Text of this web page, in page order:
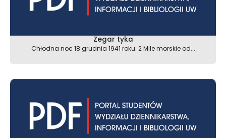
Zegar tyka
Chłodna noc 18 grudnia 1941 roku. 2 Mile morskie od...